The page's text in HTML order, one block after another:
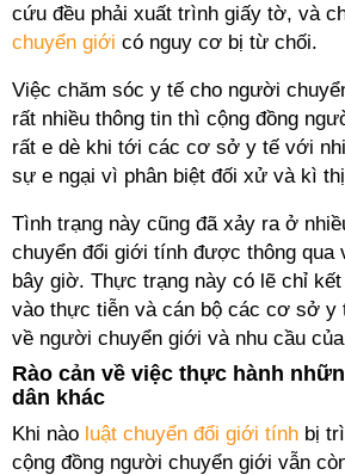
cứu đều phải xuất trình giấy tờ, và
chuyển giới có nguy cơ bị từ chối.
Việc chăm sóc y tế cho người
rất nhiều thông tin thì cộng đồng
rất e dè khi tới các cơ sở y tế với
sự e ngại vì phân biệt đối xử và kì
Tình trạng này cũng đã xảy ra ở
chuyển đổi giới tính được thông qua
bây giờ. Thực trạng này có lẽ chỉ
vào thực tiễn và cán bộ các cơ sở y
về người chuyển giới và nhu cầu
Rào cản về việc thực hành
dân khác
Khi nào luật chuyển đổi giới tính bị
cộng đồng người chuyển giới vẫn